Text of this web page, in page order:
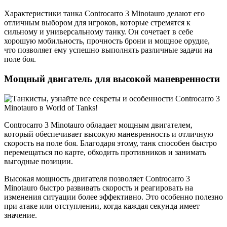
Характеристики танка Controcarro 3 Minotauro делают его
отличным выбором для игроков, которые стремятся к
сильному и универсальному танку. Он сочетает в себе
хорошую мобильность, прочность брони и мощное орудие,
что позволяет ему успешно выполнять различные задачи на
поле боя.
Мощный двигатель для высокой маневренности
Controcarro 3 Minotauro обладает мощным двигателем,
который обеспечивает высокую маневренность и отличную
скорость на поле боя. Благодаря этому, танк способен быстро
перемещаться по карте, обходить противников и занимать
выгодные позиции.
Высокая мощность двигателя позволяет Controcarro 3
Minotauro быстро развивать скорость и реагировать на
изменения ситуации более эффективно. Это особенно полезно
при атаке или отступлении, когда каждая секунда имеет
значение.